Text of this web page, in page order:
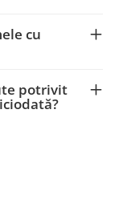
cu
potrivit